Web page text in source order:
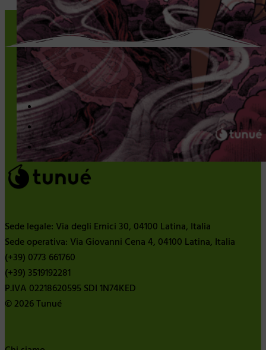
Sede legale: Via degli Ernici 30, 04100 Latina, Italia
Sede operativa: Via Giovanni Cena 4, 04100 Latina, Italia
(+39) 0773 661760
(+39) 3519192281
P.IVA 02218620595 SDI 1N74KED
© 2026 Tunué